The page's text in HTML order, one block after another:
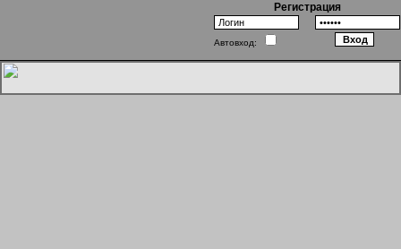
Регистрация
Автовход:
Путаница